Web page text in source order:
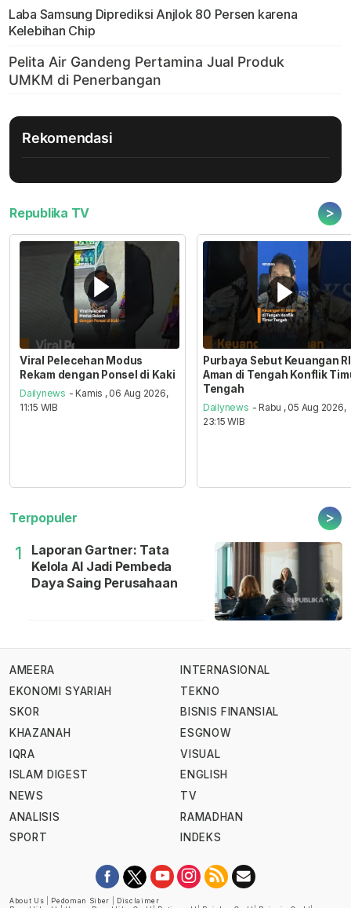
Laba Samsung Diprediksi Anjlok 80 Persen karena
Kelebihan Chip
Rekomendasi
Republika TV >
Viral Pelecehan Modus
Rekam dengan Ponsel di Kaki
Dailynews - Kamis , 06 Aug 2026,
11:15 WIB
Purbaya Sebut Keuangan RI
Aman di Tengah Konflik
Tengah
Dailynews - Rabu , 05 Aug 2026,
23:15 WIB
Terpopuler >
1
Laporan Gartner: Tata
Kelola AI Jadi Pembeda
Daya Saing Perusahaan
AMEERA
EKONOMI SYARIAH
SKOR
KHAZANAH
IQRA
ISLAM DIGEST
NEWS
ANALISIS
SPORT
INTERNASIONAL
TEKNO
BISNIS FINANSIAL
ESGNOW
VISUAL
ENGLISH
TV
RAMADHAN
INDEKS
About Us Pedoman Siber
Disclaimer